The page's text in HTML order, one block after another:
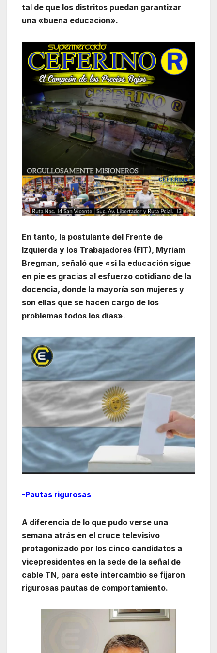
tal de que los distritos puedan garantizar
una «buena educación».
En tanto, la postulante del Frente de
Izquierda y los Trabajadores (FIT), Myriam
Bregman, señaló que «si la educación sigue
en pie es gracias al esfuerzo cotidiano de la
docencia, donde la mayoría son mujeres y
son ellas que se hacen cargo de los
problemas todos los días».
-Pautas rigurosas
A diferencia de lo que pudo verse una
semana atrás en el cruce televisivo
protagonizado por los cinco candidatos a
vicepresidentes en la sede de la señal de
cable TN, para este intercambio se fijaron
rigurosas pautas de comportamiento.